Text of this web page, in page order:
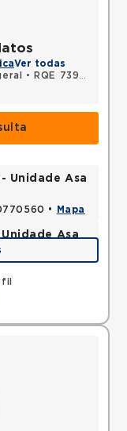
Ver todas
•
RQE 7392 - Cancerologia/cancerologia cirúrgica
Unidade Asa
• Mapa
Asa
•Mapa